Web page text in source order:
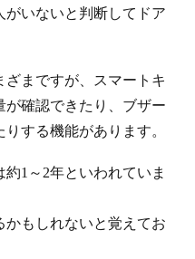
いないと判断してドア
まですが、スマートキ
が確認できたり、ブザー
する機能があります。
1～2年といわれていま
かもしれないと覚えてお